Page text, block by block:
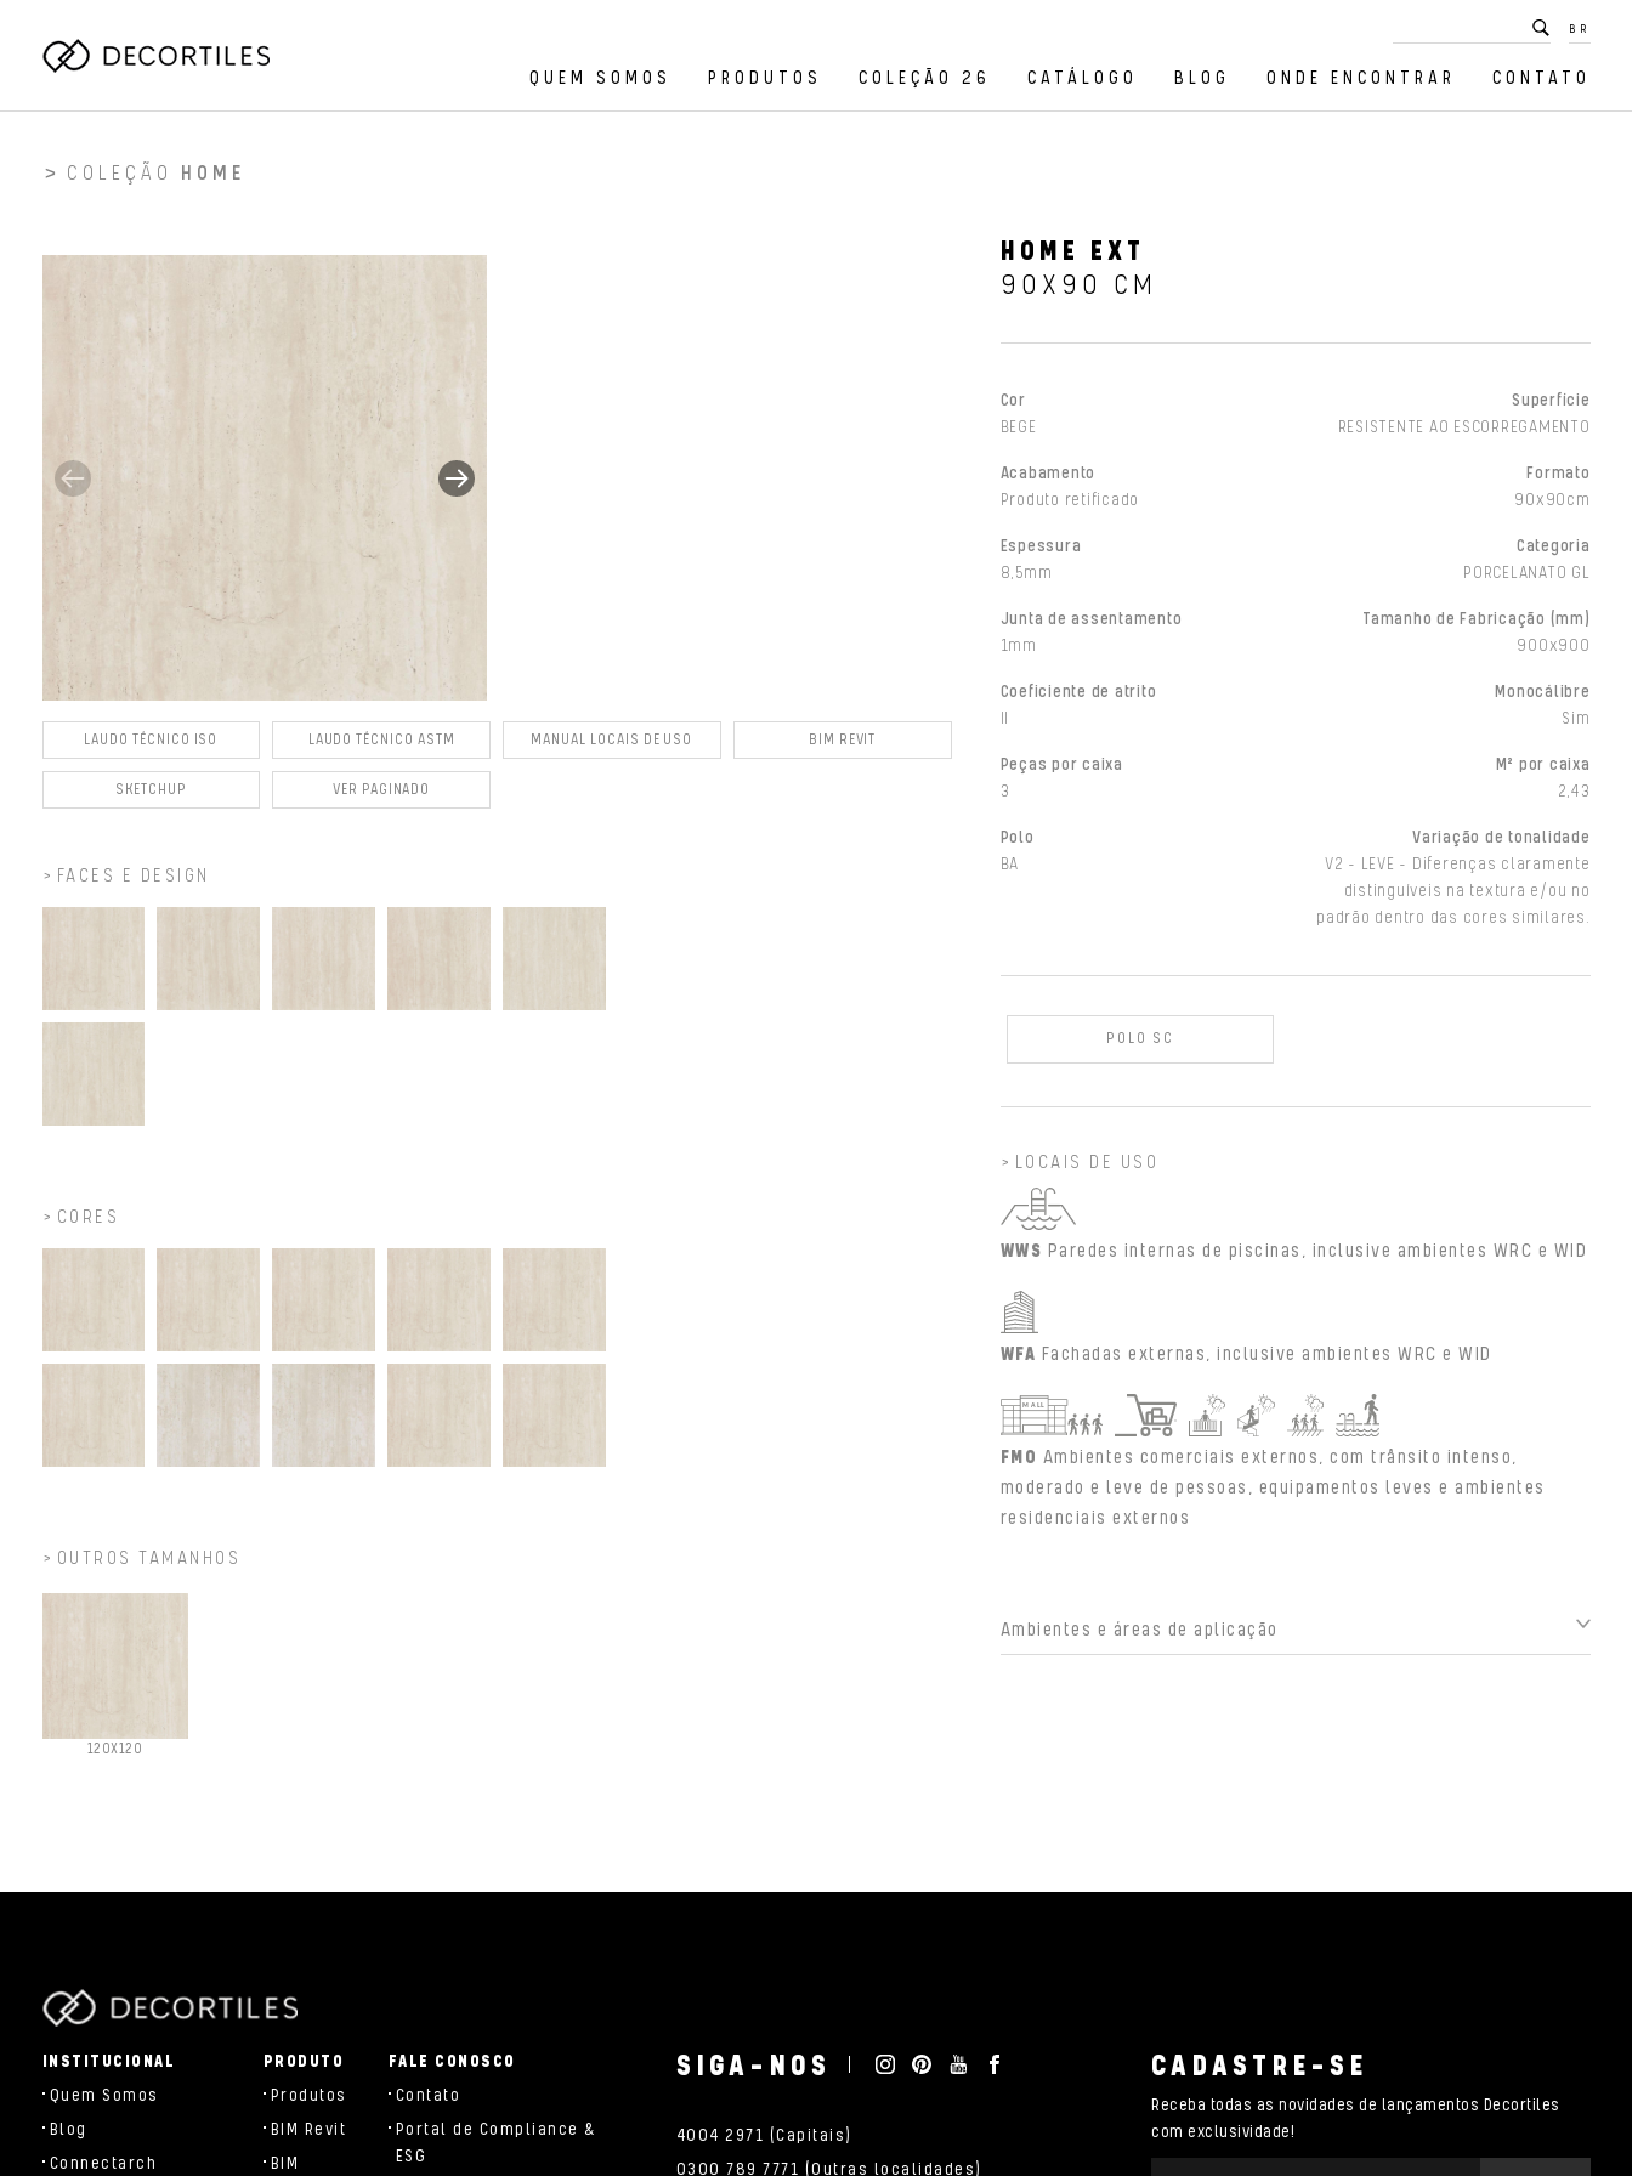
BR
QUEM SOMOS PRODUTOS COLEÇÃO 26 CATÁLOGO BLOG ONDE ENCONTRAR CONTATO
COLEÇÃO HOME
LAUDO TÉCNICO ISO LAUDO TÉCNICO ASTM MANUAL LOCAIS DE USO BIM REVIT
SKETCHUP VER PAGINADO
FACES E DESIGN
CORES
OUTROS TAMANHOS
120X120
HOME EXT
90X90 CM
Cor
BEGE
Superfície
RESISTENTE AO ESCORREGAMENTO
Acabamento
Produto retificado
Formato
90x90cm
Espessura
8,5mm
Categoria
PORCELANATO GL
Junta de assentamento
1mm
Tamanho de Fabricação (mm)
900x900
Coeficiente de atrito
Monocálibre
Sim
Peças por caixa
3
M² por caixa
2,43
Polo
BA
Variação de tonalidade
V2 - LEVE - Diferenças claramente
distinguíveis na textura e/ou no
padrão dentro das cores similares.
POLO SC
LOCAIS DE USO
WWS Paredes internas de piscinas, inclusive ambientes WRC e WID
WFA Fachadas externas, inclusive ambientes WRC e WID
FMO Ambientes comerciais externos, com trânsito intenso,
moderado e leve de pessoas, equipamentos leves e ambientes
residenciais externos
Ambientes e áreas de aplicação
INSTITUCIONAL
Quem Somos
Blog
Connectarch
PRODUTO
Produtos
BIM Revit
BIM
FALE CONOSCO
Contato
Portal de Compliance &
ESG
SIGA-NOS
4004 2971 (Capitais)
0300 789 7771 (Outras localidades)
CADASTRE-SE
Receba todas as novidades de lançamentos Decortiles
com exclusividade!